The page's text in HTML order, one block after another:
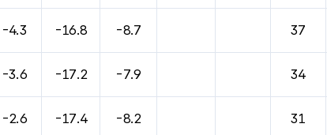
-4.3 -16.8 -8.7 37
-3.6 -17.2 -7.9 34
-2.6 -17.4 -8.2 31